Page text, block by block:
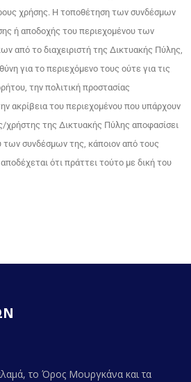
χρήσης. Η τοποθέτηση των συνδέσμων
ή αποδοχής του περιεχομένου των
από το διαχειριστή της Δικτυακής Πύλης,
για το περιεχόμενο τους ούτε για τις
την πολιτική προστασίας
ακρίβεια του περιεχομένου που υπάρχουν
χρήστης της Δικτυακής Πύλης αποφασίσει
των συνδέσμων της, κάποιον από τους
ότι πράττει τούτο με δική του
το Όρος Μουργκάνα και τα